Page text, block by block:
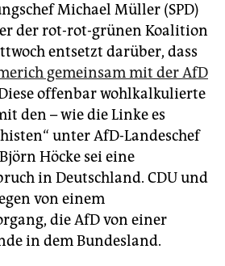
Michael Müller (SPD)
der rot-rot-grünen Koalition
entsetzt darüber, dass
gemeinsam mit der AfD
offenbar wohlkalkulierte
den – wie die Linke es
unter AfD-Landeschef
Höcke sei eine
in Deutschland. CDU und
von einem
die AfD von einer
in dem Bundesland.